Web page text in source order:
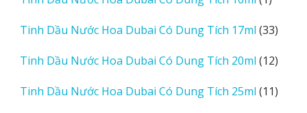
phẩm
Tinh Dầu Nước Hoa Dubai Có Dung Tích 17ml 3333
phẩm
Tinh Dầu Nước Hoa Dubai Có Dung Tích 20ml 1212
phẩm
Tinh Dầu Nước Hoa Dubai Có Dung Tích 25ml 1111